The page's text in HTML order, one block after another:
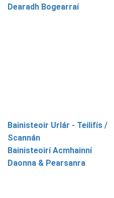
Dearadh Bogearraí
Bainisteoir Urlár - Teilifís /
Scannán
Bainisteoirí Acmhainní
Daonna & Pearsanra